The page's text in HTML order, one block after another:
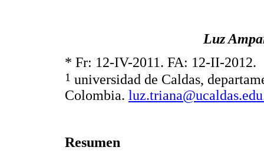
Luz
* Fr: 12-IV-2011. FA: 12-II-2012.
1 universidad de Caldas,
Colombia.
Resumen